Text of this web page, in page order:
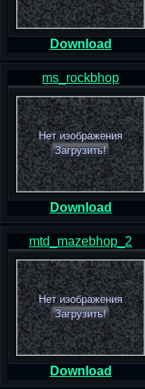
Download
ms_rockbhop
Нет изображения
Загрузить!
Download
mtd_mazebhop_2
Нет изображения
Загрузить!
Download